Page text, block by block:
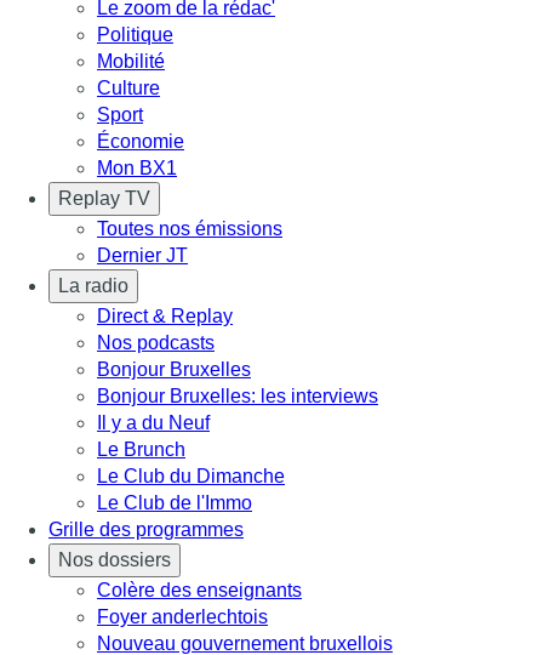
Le zoom de la rédac'
Politique
Mobilité
Culture
Sport
Économie
Mon BX1
Replay TV
Toutes nos émissions
Dernier JT
La radio
Direct & Replay
Nos podcasts
Bonjour Bruxelles
Bonjour Bruxelles: les interviews
Il y a du Neuf
Le Brunch
Le Club du Dimanche
Le Club de l'Immo
Grille des programmes
Nos dossiers
Colère des enseignants
Foyer anderlechtois
Nouveau gouvernement bruxellois